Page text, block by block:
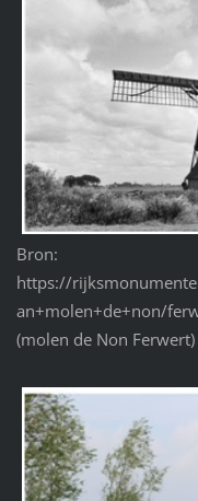
Bron:
https://
an+molen+de+non/
(molen de Non Ferwert)